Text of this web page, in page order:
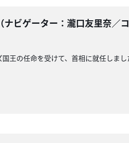
ビゲーター：瀧口友里奈／
王の任命を受けて、首相に就任しま